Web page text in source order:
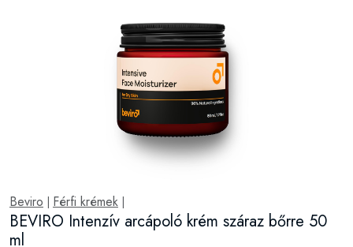
Beviro Férfi krémek
BEVIRO Intenzív arcápoló krém száraz bőrre 50
ml